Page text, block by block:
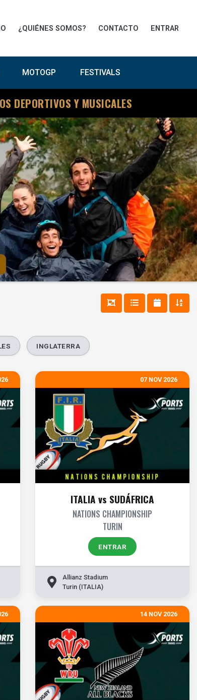
¿QUIÉNES SOMOS? CONTACTO ENTRAR
MOTOGP FESTIVALS
DEPORTIVOS Y MUSICALES
Next
INGLATERRA
07 NOV 2026
ITALIA vs SUDÁFRICA
NATIONS CHAMPIONSHIP
TURIN
ENTRAR
Allianz Stadium
Turin (ITALIA)
14 NOV 2026